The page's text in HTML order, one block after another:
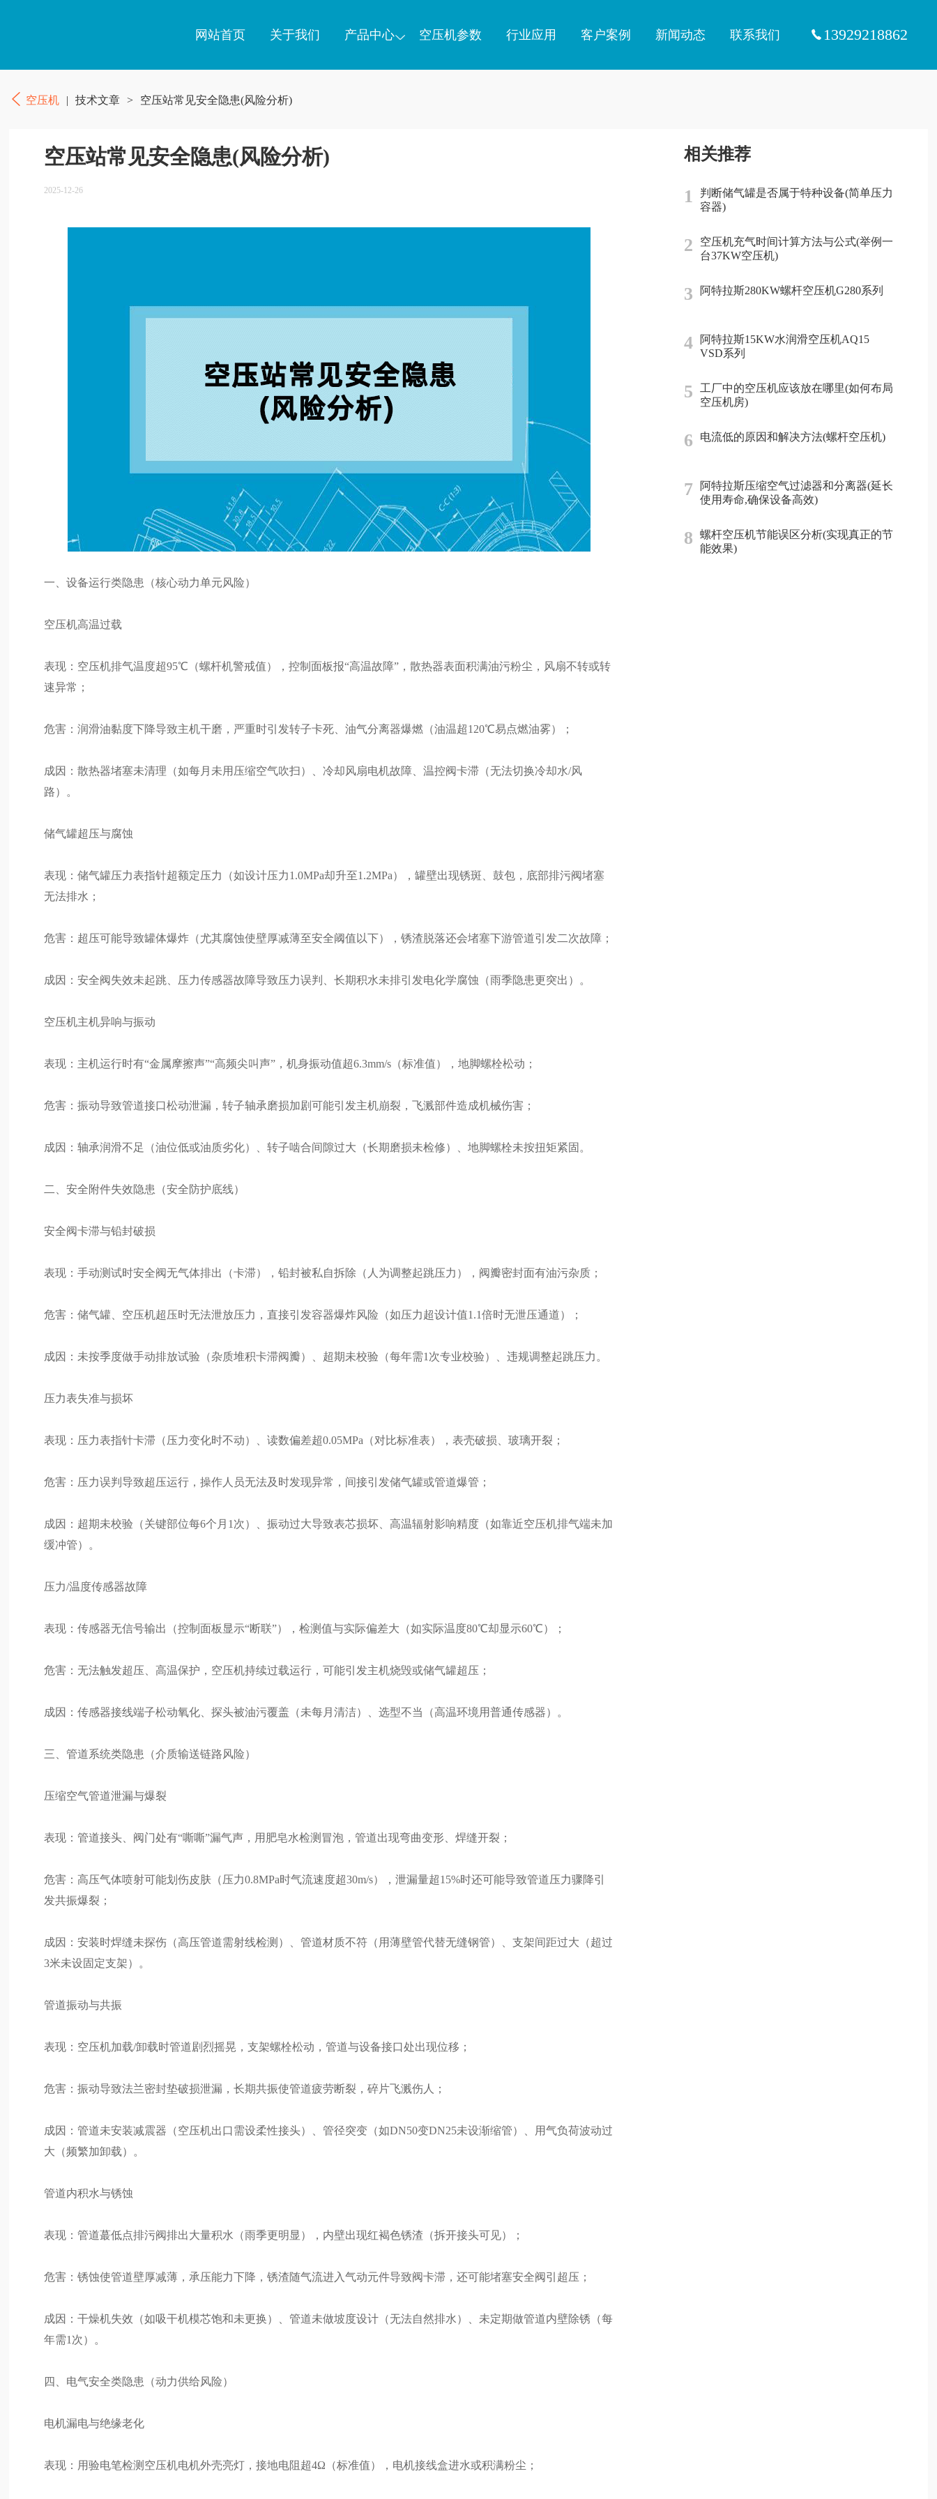
网站首页 关于我们 产品中心 空压机参数 行业应用 客户案例 新闻动态 联系我们 13929218862
空压机 | 技术文章 > 空压站常见安全隐患(风险分析)
空压站常见安全隐患(风险分析)
2025-12-26
一、设备运行类隐患（核心动力单元风险）
空压机高温过载
表现：空压机排气温度超95℃（螺杆机警戒值），控制面板报“高温故障”，散热器表面积满油污粉尘，风扇不转或转
速异常；
危害：润滑油黏度下降导致主机干磨，严重时引发转子卡死、油气分离器爆燃（油温超120℃易点燃油雾）；
成因：散热器堵塞未清理（如每月未用压缩空气吹扫）、冷却风扇电机故障、温控阀卡滞（无法切换冷却水/风
路）。
储气罐超压与腐蚀
表现：储气罐压力表指针超额定压力（如设计压力1.0MPa却升至1.2MPa），罐壁出现锈斑、鼓包，底部排污阀堵塞
无法排水；
危害：超压可能导致罐体爆炸（尤其腐蚀使壁厚减薄至安全阈值以下），锈渣脱落还会堵塞下游管道引发二次故障；
成因：安全阀失效未起跳、压力传感器故障导致压力误判、长期积水未排引发电化学腐蚀（雨季隐患更突出）。
空压机主机异响与振动
表现：主机运行时有“金属摩擦声”“高频尖叫声”，机身振动值超6.3mm/s（标准值），地脚螺栓松动；
危害：振动导致管道接口松动泄漏，转子轴承磨损加剧可能引发主机崩裂，飞溅部件造成机械伤害；
成因：轴承润滑不足（油位低或油质劣化）、转子啮合间隙过大（长期磨损未检修）、地脚螺栓未按扭矩紧固。
二、安全附件失效隐患（安全防护底线）
安全阀卡滞与铅封破损
表现：手动测试时安全阀无气体排出（卡滞），铅封被私自拆除（人为调整起跳压力），阀瓣密封面有油污杂质；
危害：储气罐、空压机超压时无法泄放压力，直接引发容器爆炸风险（如压力超设计值1.1倍时无泄压通道）；
成因：未按季度做手动排放试验（杂质堆积卡滞阀瓣）、超期未校验（每年需1次专业校验）、违规调整起跳压力。
压力表失准与损坏
表现：压力表指针卡滞（压力变化时不动）、读数偏差超0.05MPa（对比标准表），表壳破损、玻璃开裂；
危害：压力误判导致超压运行，操作人员无法及时发现异常，间接引发储气罐或管道爆管；
成因：超期未校验（关键部位每6个月1次）、振动过大导致表芯损坏、高温辐射影响精度（如靠近空压机排气端未加
缓冲管）。
压力/温度传感器故障
表现：传感器无信号输出（控制面板显示“断联”），检测值与实际偏差大（如实际温度80℃却显示60℃）；
危害：无法触发超压、高温保护，空压机持续过载运行，可能引发主机烧毁或储气罐超压；
成因：传感器接线端子松动氧化、探头被油污覆盖（未每月清洁）、选型不当（高温环境用普通传感器）。
三、管道系统类隐患（介质输送链路风险）
压缩空气管道泄漏与爆裂
表现：管道接头、阀门处有“嘶嘶”漏气声，用肥皂水检测冒泡，管道出现弯曲变形、焊缝开裂；
危害：高压气体喷射可能划伤皮肤（压力0.8MPa时气流速度超30m/s），泄漏量超15%时还可能导致管道压力骤降引
发共振爆裂；
成因：安装时焊缝未探伤（高压管道需射线检测）、管道材质不符（用薄壁管代替无缝钢管）、支架间距过大（超过
3米未设固定支架）。
管道振动与共振
表现：空压机加载/卸载时管道剧烈摇晃，支架螺栓松动，管道与设备接口处出现位移；
危害：振动导致法兰密封垫破损泄漏，长期共振使管道疲劳断裂，碎片飞溅伤人；
成因：管道未安装减震器（空压机出口需设柔性接头）、管径突变（如DN50变DN25未设渐缩管）、用气负荷波动过
大（频繁加卸载）。
管道内积水与锈蚀
表现：管道蕞低点排污阀排出大量积水（雨季更明显），内壁出现红褐色锈渣（拆开接头可见）；
危害：锈蚀使管道壁厚减薄，承压能力下降，锈渣随气流进入气动元件导致阀卡滞，还可能堵塞安全阀引超压；
成因：干燥机失效（如吸干机模芯饱和未更换）、管道未做坡度设计（无法自然排水）、未定期做管道内壁除锈（每
年需1次）。
四、电气安全类隐患（动力供给风险）
电机漏电与绝缘老化
表现：用验电笔检测空压机电机外壳亮灯，接地电阻超4Ω（标准值），电机接线盒进水或积满粉尘；
相关推荐
1
判断储气罐是否属于特种设备(简单压力
容器)
2
空压机充气时间计算方法与公式(举例一
台37KW空压机)
3 阿特拉斯280KW螺杆空压机G280系列
4
阿特拉斯15KW水润滑空压机AQ15
VSD系列
5
工厂中的空压机应该放在哪里(如何布局
空压机房)
6 电流低的原因和解决方法(螺杆空压机)
7
阿特拉斯压缩空气过滤器和分离器(延长
使用寿命,确保设备高效)
8
螺杆空压机节能误区分析(实现真正的节
能效果)